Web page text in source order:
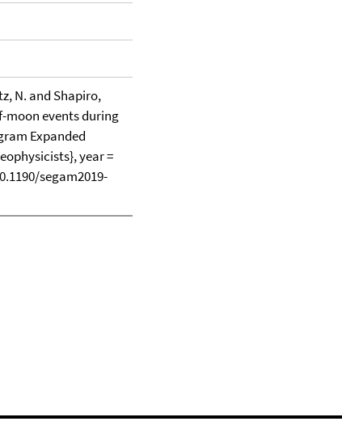
N. and Shapiro,
moon events during
Expanded
year =
segam2019-